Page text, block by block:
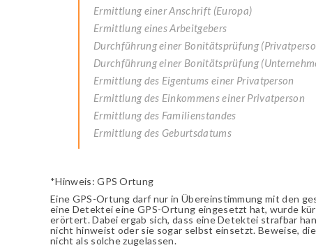
Ermittlung einer Anschrift (Europa)
Ermittlung eines Arbeitgebers
Durchführung einer Bonitätsprüfung
Durchführung einer Bonitätsprüfung
Ermittlung des Eigentums einer Privatperson
Ermittlung des Einkommens einer Privatperson
Ermittlung des Familienstandes
Ermittlung des Geburtsdatums
*Hinweis: GPS Ortung
Eine GPS-Ortung darf nur in Übereinstimmung mit den
eine Detektei eine GPS-Ortung eingesetzt hat, wurde
erörtert. Dabei ergab sich, dass eine Detektei strafbar
nicht hinweist oder sie sogar selbst einsetzt. Beweise,
nicht als solche zugelassen.